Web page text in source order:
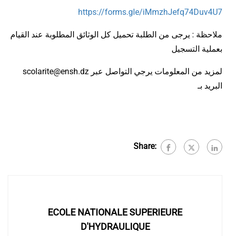
https://forms.gle/iMmzhJefq74Duv4U7
ملاحظة : يرجى من الطلبة تحميل كل الوثائق المطلوبة عند القيام
بعملية التسجيل
scolarite@ensh.dz لمزيد من المعلومات يرجي التواصل عبر
البريد بـ
Share:
ECOLE NATIONALE SUPERIEURE
D'HYDRAULIQUE